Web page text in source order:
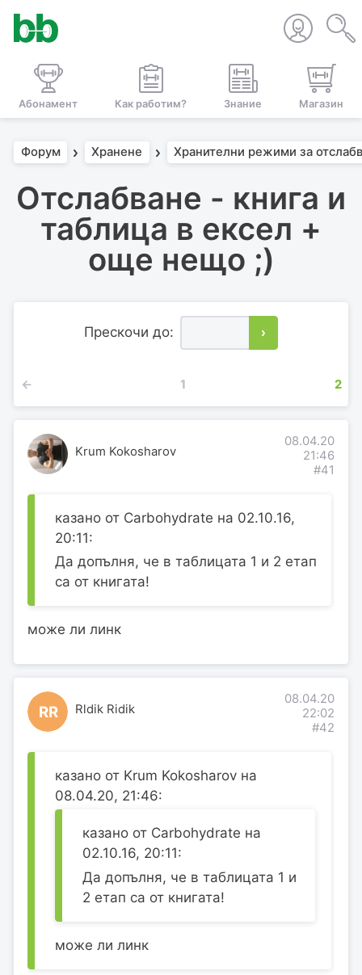
Абонамент Как работим? Знание Магазин
Форум Хранене Хранителни режими за
Отслабване - книга и
таблица в ексел +
още нещо ;)
Прескочи до: ›
← 1 2
Krum Kokosharov
08.04.20
21:46
#41
казано от Carbohydrate на 02.10.16,
20:11:
Да допълня, че в таблицата 1 и 2 етап
са от книгата!
може ли линк
RR Rldik Ridik
08.04.20
22:02
#42
казано от Krum Kokosharov на
08.04.20, 21:46:
казано от Carbohydrate на
02.10.16, 20:11:
Да допълня, че в таблицата 1 и
2 етап са от книгата!
може ли линк